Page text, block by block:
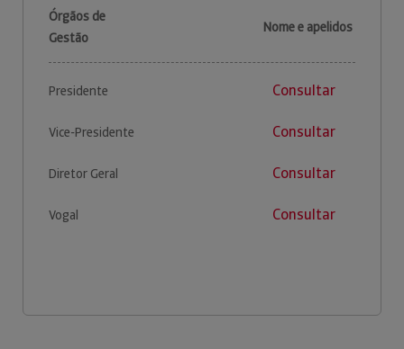
Órgãos de
Gestão
Nome e apelidos
Presidente Consultar
Vice-Presidente Consultar
Diretor Geral Consultar
Vogal Consultar